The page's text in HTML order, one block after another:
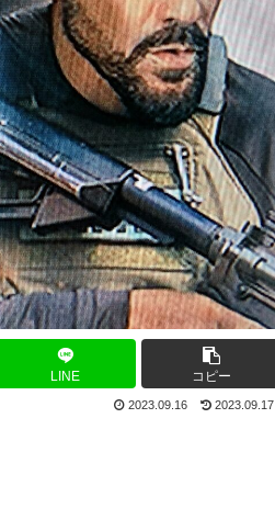
LINE コピー
2023.09.16 2023.09.17